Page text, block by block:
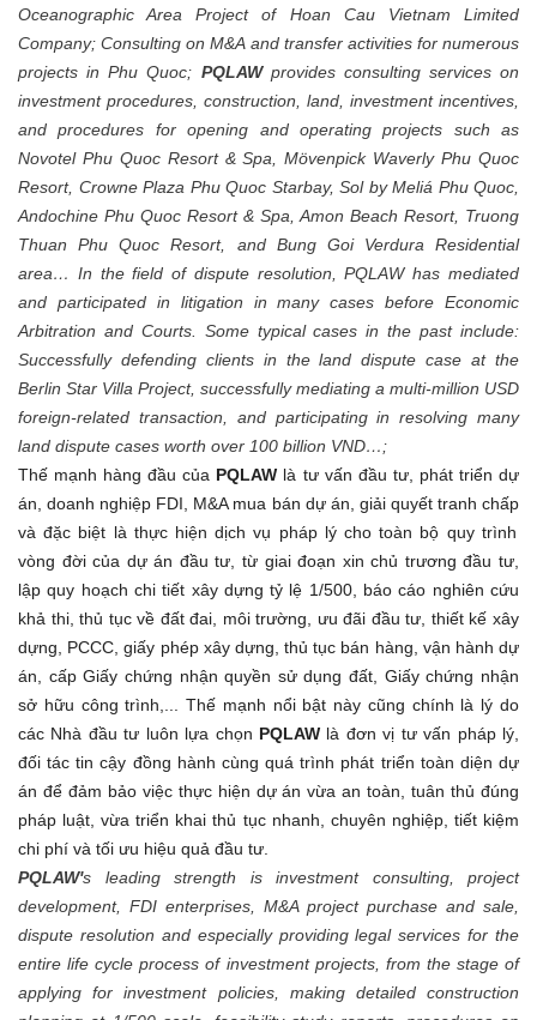
Oceanographic Area Project of Hoan Cau Vietnam Limited
Company; Consulting on M&A and transfer activities for numerous
projects in Phu Quoc; PQLAWprovides consulting services on
investment procedures, construction, land, investment incentives,
and procedures for opening and operating projects such as
Novotel Phu Quoc Resort & Spa, Mövenpick Waverly Phu Quoc
Resort, Crowne Plaza Phu Quoc Starbay, Sol by Meliá Phu Quoc,
Andochine Phu Quoc Resort & Spa, Amon Beach Resort, Truong
Thuan Phu Quoc Resort, and Bung Goi Verdura Residential
area… In the field of dispute resolution, PQLAW has mediated
and participated in litigation in many cases before Economic
Arbitration and Courts. Some typical cases in the past include:
Successfully defending clients in the land dispute case at the
Berlin Star Villa Project, successfully mediating a multi-million USD
foreign-related transaction, and participating in resolving many
land dispute cases worth over 100 billion VND…;
Thế mạnh hàng đầu của PQLAW là tư vấn đầu tư, phát triển dự
án , doanh nghiệp FDI, M&A mua bán dự án, giảiquyết tranh chấp
và đặc biệt là thực hiện dịch vụ pháp lý cho toàn bộ quy trình
vòng đờicủa dự án đầu tư, từ giai đoạn xin chủ trương đầu tư,
lập quy hoạch chi tiết xây dựng tỷ lệ 1/500, báo cáo nghiên cứu
khả thi, thủ tục về đất đai, môi trường, ưu đãi đầu tư, thiết kế xây
dựng, PCCC, giấy phép xây dựng, thủ tục bán hàng, vận hành dự
án, cấp Giấy chứng nhận quyền sử dụng đất
Giấy chứng nhận
sở hữu công trình,... Thế mạnh nổi bật này cũng chính là lý do
các Nhà đầu tư luôn lựa chọn PQLAW là đơn vị tư vấn pháplý
đối tác tin cậy đồng hành cùng quá trình phát triển toàn diện dự
án để đảm bảo việc thực hiện dự án vừa an toàn, tuân thủđúng
pháp luật, vừa triển khaithủ tục nhanh, chuyên nghiệp, tiết kiệm
chi phí và tối ưu hiệu quả đầu tư.
PQLAW's leading strength is investment consulting, project
development, FDI enterprises, M&A project purchase and sale,
dispute resolution and especially providing legal services for the
entire life cycle process of investment projects, from the stage of
applying for investment policies, making detailed construction